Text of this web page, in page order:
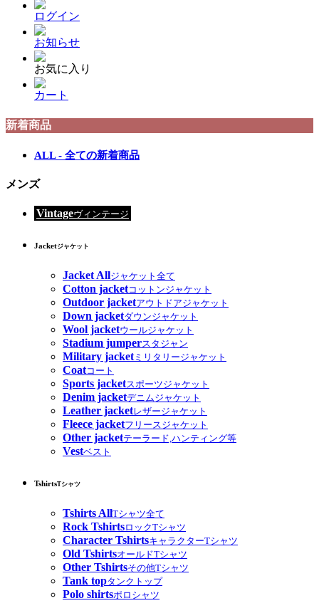
ログイン
お知らせ
お気に入り
カート
新着商品
ALL - 全ての新着商品
メンズ
Vintageヴィンテージ
Jacketジャケット
Jacket Allジャケット全て
Cotton jacketコットンジャケット
Outdoor jacketアウトドアジャケット
Down jacketダウンジャケット
Wool jacketウールジャケット
Stadium jumperスタジャン
Military jacketミリタリージャケット
Coatコート
Sports jacketスポーツジャケット
Denim jacketデニムジャケット
Leather jacketレザージャケット
Fleece jacketフリースジャケット
Other jacketテーラード,ハンティング等
Vestベスト
TshirtsTシャツ
Tshirts AllTシャツ全て
Rock TshirtsロックTシャツ
Character TshirtsキャラクターTシャツ
Old TshirtsオールドTシャツ
Other Tshirtsその他Tシャツ
Tank topタンクトップ
Polo shirtsポロシャツ